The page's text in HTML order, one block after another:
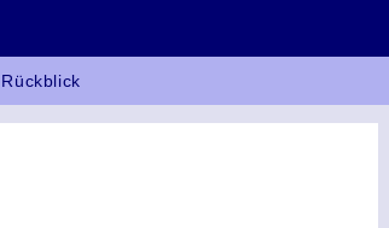
Rückblick